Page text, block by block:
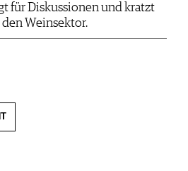
für Diskussionen und kratzt
Weinsektor.